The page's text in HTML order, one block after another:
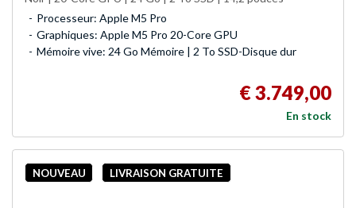
Processeur: Apple M5 Pro
Graphiques: Apple M5 Pro 20-Core GPU
Mémoire vive: 24 Go Mémoire | 2 To SSD-Disque dur
€ 3.749,00
En stock
NOUVEAU LIVRAISON GRATUITE